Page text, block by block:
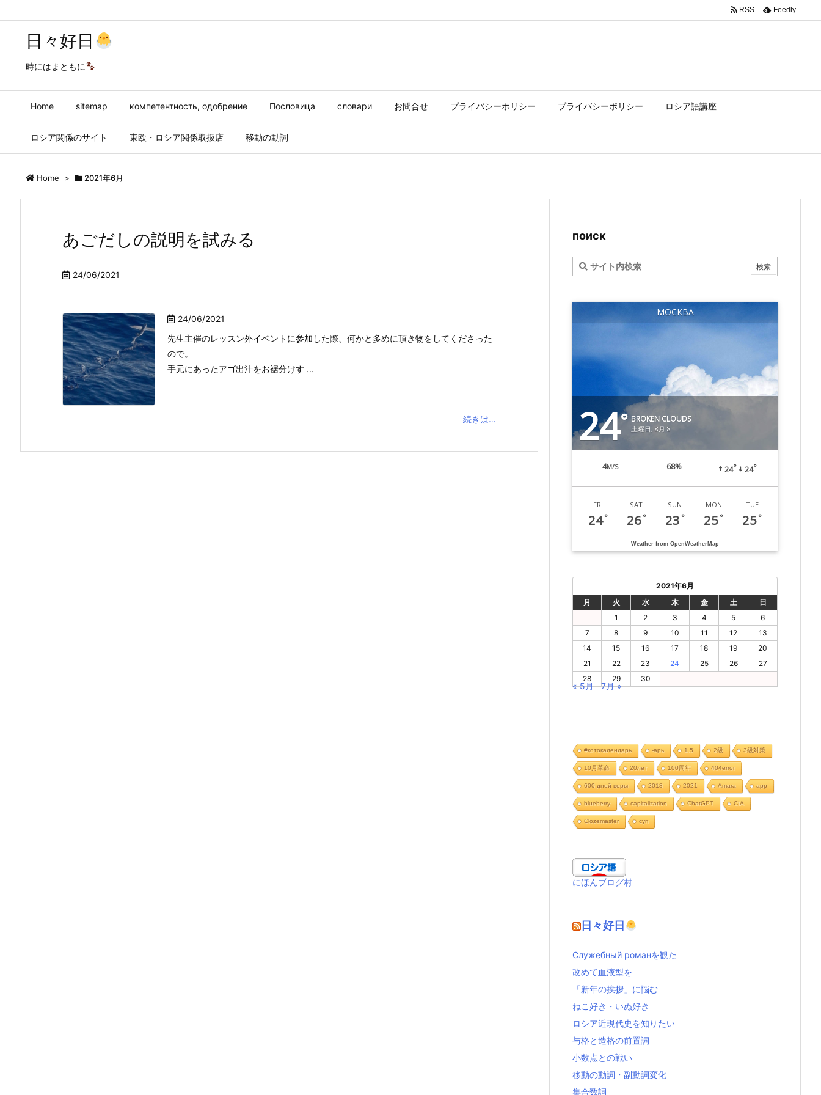
日々好日
時にはまともに
Home sitemap компетентность, одобрение Пословица словари お問合せ プライバシーポリシー プライバシーポリシー ロシア語講座
ロシア関係のサイト 東欧・ロシア関係取扱店 移動の動詞
RSS Feedly
Home > 2021年6月
あごだしの説明を試みる
24/06/2021
24/06/2021
先生主催のレッスン外イベントに参加した際、何かと多めに頂き物をしてくださった
ので。
手元にあったアゴ出汁をお裾分けす ...
続きは…
поиск
МОСКВА
24° BROKEN CLOUDS
土曜日, 8月 8
4M/S 68% 24° 24°
FRI
24 °
SAT
26°
SUN
23 °
MON
25°
TUE
25°
Weather from OpenWeatherMap
2021年6月
月
火 水 木 金 土
日
1
2 3 4 5
6
7
8 9 10 11 12
13
14
15 16 17 18 19
20
21
22 23 24 25 26
27
28
29 30
« 5月 7月 »
#котокалендарь -арь 1.5 2級 3級対策
10月革命 20лет 100周年 404error
600 дней веры 2018 2021 Amara app
blueberry capitalization ChatGPT CIA
Clozemaster cуп
にほんブログ村
日々好日
Служебный романを観た
改めて血液型を
「新年の挨拶」に悩む
ねこ好き・いぬ好き
ロシア近現代史を知りたい
与格と造格の前置詞
小数点との戦い
移動の動詞・副動詞変化
集合数詞